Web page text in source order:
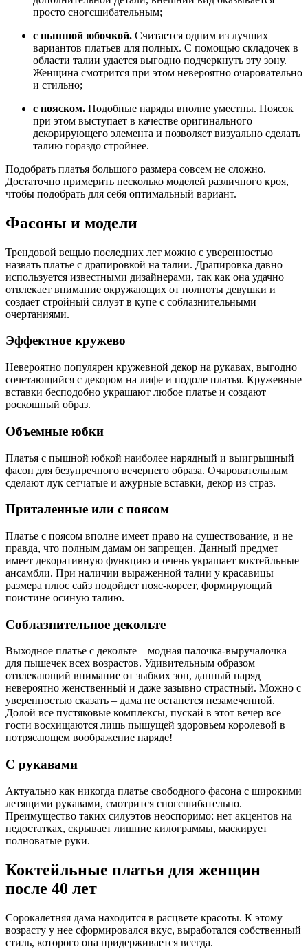
просто сногсшибательным;
с пышной юбочкой. Считается одним из лучших
вариантов платьев для полных. С помощью складочек в
области талии удается выгодно подчеркнуть эту зону.
Женщина смотрится при этом невероятно очаровательно
и стильно;
с пояском. Подобные наряды вполне уместны. Поясок
при этом выступает в качестве оригинального
декорирующего элемента и позволяет визуально сделать
талию гораздо стройнее.
Подобрать платья большого размера совсем не сложно.
Достаточно примерить несколько моделей различного кроя,
чтобы подобрать для себя оптимальный вариант.
Фасоны и модели
Трендовой вещью последних лет можно с уверенностью
назвать платье с драпировкой на талии. Драпировка давно
используется известными дизайнерами, так как она удачно
отвлекает внимание окружающих от полноты девушки и
создает стройный силуэт в купе с соблазнительными
очертаниями.
Эффектное кружево
Невероятно популярен кружевной декор на рукавах, выгодно
сочетающийся с декором на лифе и подоле платья. Кружевные
вставки бесподобно украшают любое платье и создают
роскошный образ.
Объемные юбки
Платья с пышной юбкой наиболее нарядный и выигрышный
фасон для безупречного вечернего образа. Очаровательным
сделают лук сетчатые и ажурные вставки, декор из страз.
Приталенные или с поясом
Платье с поясом вполне имеет право на существование, и не
правда, что полным дамам он запрещен. Данный предмет
имеет декоративную функцию и очень украшает коктейльные
ансамбли. При наличии выраженной талии у красавицы
размера плюс сайз подойдет пояс-корсет, формирующий
поистине осиную талию.
Соблазнительное декольте
Выходное платье с декольте – модная палочка-выручалочка
для пышечек всех возрастов. Удивительным образом
отвлекающий внимание от зыбких зон, данный наряд
невероятно женственный и даже зазывно страстный. Можно с
уверенностью сказать – дама не останется незамеченной.
Долой все пустяковые комплексы, пускай в этот вечер все
гости восхищаются лишь пышущей здоровьем королевой в
потрясающем воображение наряде!
С рукавами
Актуально как никогда платье свободного фасона с широкими
летящими рукавами, смотрится сногсшибательно.
Преимущество таких силуэтов неоспоримо: нет акцентов на
недостатках, скрывает лишние килограммы, маскирует
полноватые руки.
Коктейльные платья для женщин
после 40 лет
Сорокалетняя дама находится в расцвете красоты. К этому
возрасту у нее сформировался вкус, выработался собственный
стиль, которого она придерживается всегда.